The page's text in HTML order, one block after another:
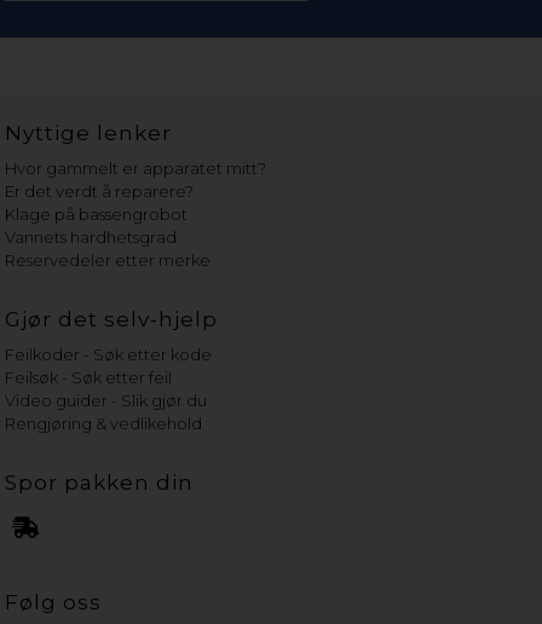
Nyttige lenker
Hvor gammelt er apparatet mitt?
Er det verdt å reparere?
Klage på bassengrobot
Vannets hardhetsgrad
Reservedeler etter merke
Gjør det selv-hjelp
Feilkoder - Søk etter kode
Feilsøk - Søk etter feil
Video guider - Slik gjør du
Rengjøring & vedlikehold
Spor pakken din
Følg oss